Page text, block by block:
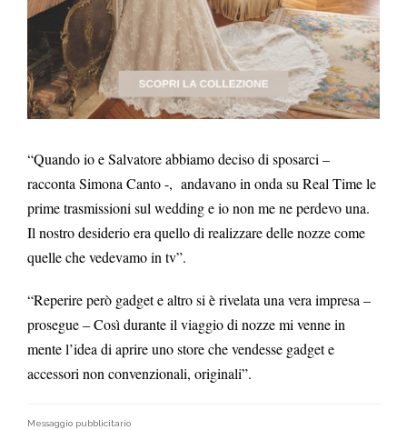
“Quando io e Salvatore abbiamo deciso di sposarci –
racconta Simona Canto -, andavano in onda su Real Time le
prime trasmissioni sul wedding e io non me ne perdevo una.
Il nostro desiderio era quello di realizzare delle nozze come
quelle che vedevamo in tv”.
“Reperire però gadget e altro si è rivelata una vera impresa –
prosegue – Così durante il viaggio di nozze mi venne in
mente l’idea di aprire uno store che vendesse gadget e
accessori non convenzionali, originali”.
Messaggio pubblicitario